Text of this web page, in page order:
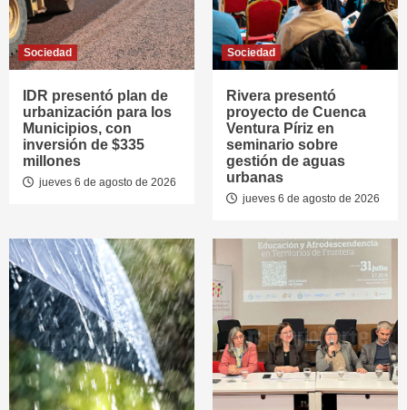
Sociedad
IDR presentó plan de
urbanización para los
Municipios, con
inversión de $335
millones
jueves 6 de agosto de 2026
Sociedad
Rivera presentó
proyecto de Cuenca
Ventura Píriz en
seminario sobre
gestión de aguas
urbanas
jueves 6 de agosto de 2026